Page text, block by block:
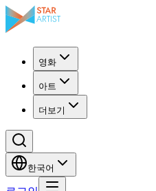
영화
아트
더보기
한국어